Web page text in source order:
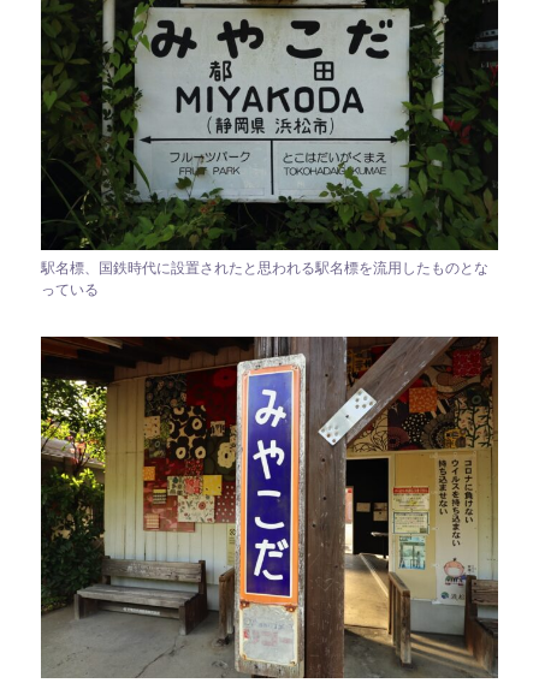
駅名標、国鉄時代に設置されたと思われる駅名標を流用したものとな
っている